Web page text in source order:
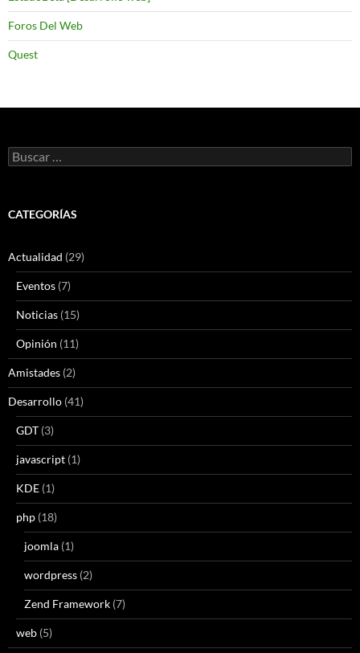
Foros Del Web
Quest
Buscar:
CATEGORÍAS
Actualidad (29)
Eventos (7)
Noticias (15)
Opinión (11)
Amistades (2)
Desarrollo (41)
GDT (3)
javascript (1)
KDE (1)
php (18)
joomla (1)
wordpress (2)
Zend Framework (7)
web (5)